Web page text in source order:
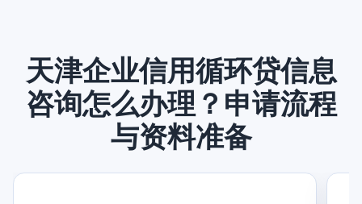
天津企业信用循环贷信息
咨询怎么办理？申请流程
与资料准备